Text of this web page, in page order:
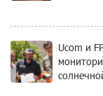
Ucom и